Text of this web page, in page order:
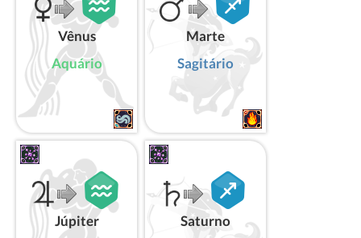
Vênus
Aquário
Marte
Sagitário
Júpiter
Saturno